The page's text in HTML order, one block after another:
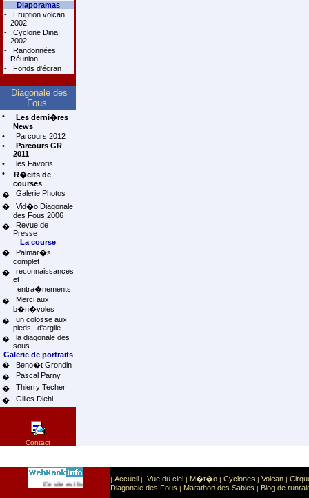
Diaporamas
-
Eruption volcan
2002
-
Cyclone Dina
2002
-
Randonnées
Réunion
-
Fonds d'écran
Diagonale des
Fous
•
Les derni�res
News
•
Parcours 2012
•
Parcours GR
2011
•
les Favoris
•
R�cits de
courses
�
Galerie Photos
�
Vid�o Diagonale
des Fous 2006
�
Revue de
Presse
La course
�
Palmar�s
complet
�
reconnaissances
et
entra�nements
�
Merci aux
b�n�voles
�
un colosse aux
pieds d'argile
�
la diagonale des
sous
Galerie de portraits
�
Beno�t Grondin
�
Pascal Parny
�
Thierry Techer
�
Gilles Diehl
Contact
Ce site est list� dans la cat�gorie Sport: Sports extr�mes
| Accueil | Vue du ciel | M�t�o | Cyclones | Volcan |
Diagonale des Fous | Marathon des Sables | Blog de